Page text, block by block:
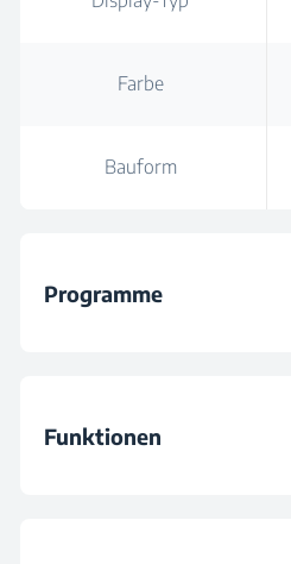
Farbe
Bauform
Programme
Funktionen